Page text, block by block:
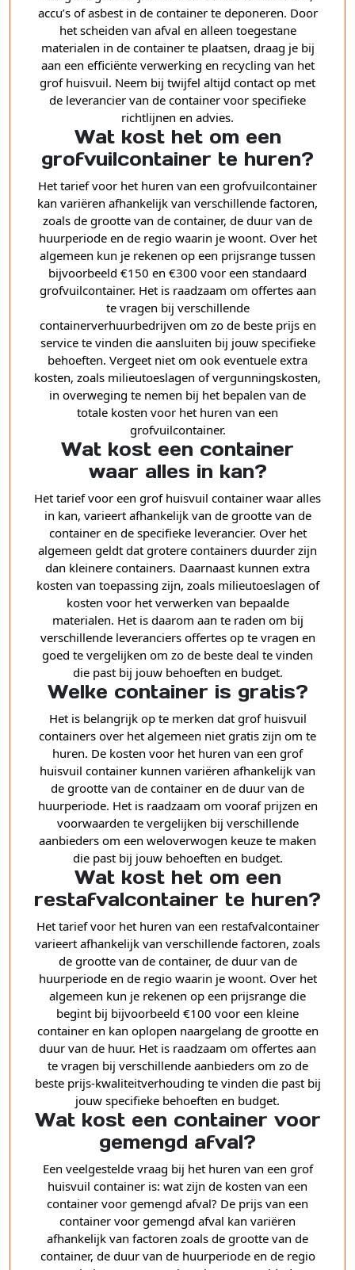
accu’s of asbest in de container te deponeren. Door
het scheiden van afval en alleen toegestane
materialen in de container te plaatsen, draag je bij
aan een efficiënte verwerking en recycling van het
grof huisvuil. Neem bij twijfel altijd contact op met
de leverancier van de container voor specifieke
richtlijnen en advies.
Wat kost het om een
grofvuilcontainer te huren?
Het tarief voor het huren van een grofvuilcontainer
kan variëren afhankelijk van verschillende factoren,
zoals de grootte van de container, de duur van de
huurperiode en de regio waarin je woont. Over het
algemeen kun je rekenen op een prijsrange tussen
bijvoorbeeld €150 en €300 voor een standaard
grofvuilcontainer. Het is raadzaam om offertes aan
te vragen bij verschillende
containerverhuurbedrijven om zo de beste prijs en
service te vinden die aansluiten bij jouw specifieke
behoeften. Vergeet niet om ook eventuele extra
kosten, zoals milieutoeslagen of vergunningskosten,
in overweging te nemen bij het bepalen van de
totale kosten voor het huren van een
grofvuilcontainer.
Wat kost een container
waar alles in kan?
Het tarief voor een grof huisvuil container waar alles
in kan, varieert afhankelijk van de grootte van de
container en de specifieke leverancier. Over het
algemeen geldt dat grotere containers duurder zijn
dan kleinere containers. Daarnaast kunnen extra
kosten van toepassing zijn, zoals milieutoeslagen of
kosten voor het verwerken van bepaalde
materialen. Het is daarom aan te raden om bij
verschillende leveranciers offertes op te vragen en
goed te vergelijken om zo de beste deal te vinden
die past bij jouw behoeften en budget.
Welke container is gratis?
Het is belangrijk op te merken dat grof huisvuil
containers over het algemeen niet gratis zijn om te
huren. De kosten voor het huren van een grof
huisvuil container kunnen variëren afhankelijk van
de grootte van de container en de duur van de
huurperiode. Het is raadzaam om vooraf prijzen en
voorwaarden te vergelijken bij verschillende
aanbieders om een weloverwogen keuze te maken
die past bij jouw behoeften en budget.
Wat kost het om een
restafvalcontainer te huren?
Het tarief voor het huren van een restafvalcontainer
varieert afhankelijk van verschillende factoren, zoals
de grootte van de container, de duur van de
huurperiode en de regio waarin je woont. Over het
algemeen kun je rekenen op een prijsrange die
begint bij bijvoorbeeld €100 voor een kleine
container en kan oplopen naargelang de grootte en
duur van de huur. Het is raadzaam om offertes aan
te vragen bij verschillende aanbieders om zo de
beste prijs-kwaliteitverhouding te vinden die past bij
jouw specifieke behoeften en budget.
Wat kost een container voor
gemengd afval?
Een veelgestelde vraag bij het huren van een grof
huisvuil container is: wat zijn de kosten van een
container voor gemengd afval? De prijs van een
container voor gemengd afval kan variëren
afhankelijk van factoren zoals de grootte van de
container, de duur van de huurperiode en de regio